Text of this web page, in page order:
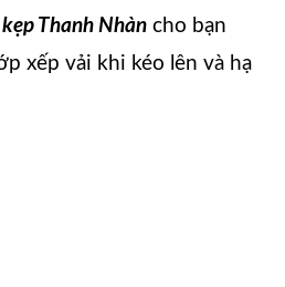
Thanh Nhàn cho bạn
xếp vải khi kéo lên và hạ